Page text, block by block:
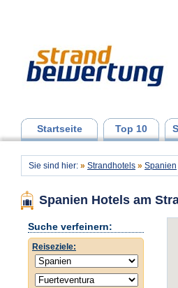
Startseite Top 10
Sie sind hier: » Strandhotels » Spanien
Spanien Hotels am
Suche verfeinern:
Reiseziele: